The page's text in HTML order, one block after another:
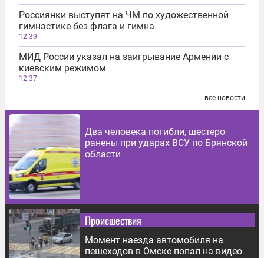
Россиянки выступят на ЧМ по художественной
гимнастике без флага и гимна
12:39
МИД России указал на заигрывание Армении с
киевским режимом
12:37
все новости
Два человека погибли, шестеро
ранены при ударах ВСУ по Брянской
области
Происшествия
Момент наезда автомобиля на
пешеходов в Омске попал на видео